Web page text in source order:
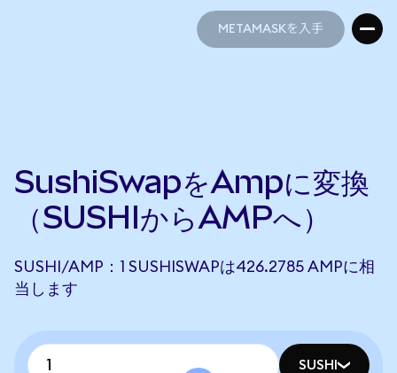
METAMASKを入手
SushiSwapをAmpに変換
（SUSHIからAMPへ）
SUSHI/AMP：1 SUSHISWAPは426.2785 AMPに相
当します
SUSHI